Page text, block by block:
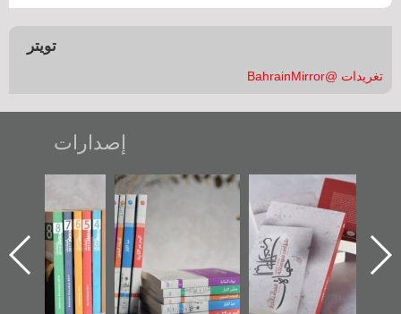
تويتر
تغريدات @BahrainMirror
إصدارات
أوال
تصنيف موضوعي
للوثائق البريطانية
يقدمه «مركز أوال»
كتب
"مرآة البحرين"
تصدر حصاد
الساحات 2019
جديدة
عسكري
«مرآة